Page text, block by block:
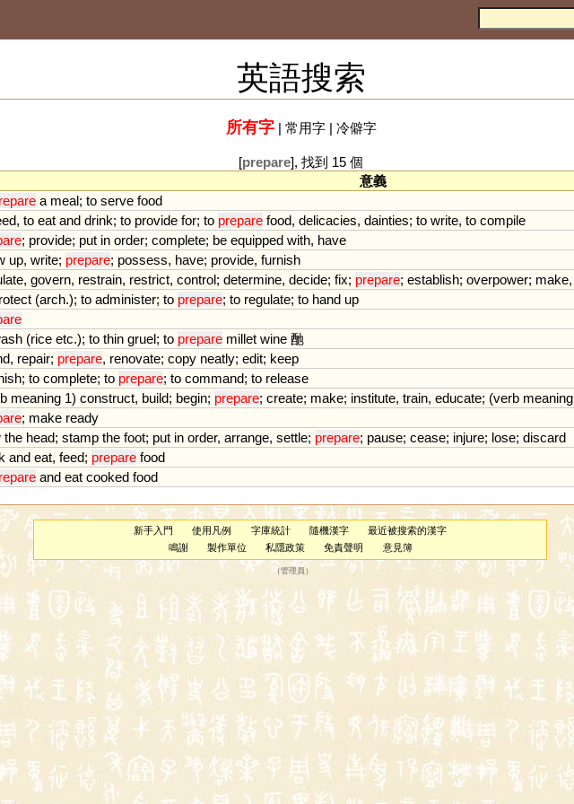
英語搜索
所有字| 常用字| 冷僻字
[prepare], 找到 15 個
意義
a meal; to serve food
, to eat and drink; to provide for; to prepare food, delicacies, dainties; to write, to compile
; provide; put in order; complete; be equipped with, have
up, write; prepare; possess, have; provide, furnish
, govern, restrain, restrict, control; determine, decide; fix; prepare; establish; overpower; make,
(arch.); to administer; to prepare; to regulate; to hand up
(rice etc.); to thin gruel; to prepare millet wine 酏
, repair; prepare, renovate; copy neatly; edit; keep
; to complete; to prepare; to command; to release
meaning 1) construct, build; begin; prepare; create; make; institute, train, educate; (verb meaning
; make ready
the head; stamp the foot; put in order, arrange, settle; prepare; pause; cease; injure; lose; discard
and eat, feed; prepare food
and eat cooked food
新手入門 使用凡例 字庫統計 隨機漢字
最近被搜索的漢字
鳴謝
製作單位 私隱政策 免責聲明 意見簿
（管理員 ）